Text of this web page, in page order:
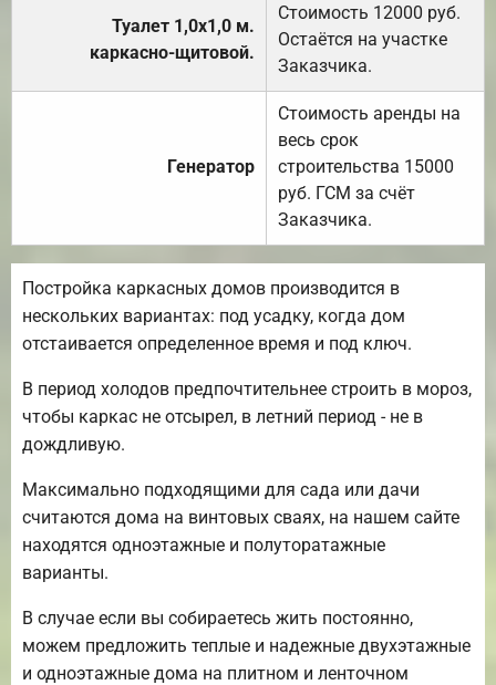
Туалет 1,0х1,0 м.
каркасно-щитовой.
Стоимость 12000 руб.
Остаётся на участке
Заказчика.
Генератор
Стоимость аренды на
весь срок
строительства 15000
руб. ГСМ за счёт
Заказчика.
Постройка каркасных домов производится в
нескольких вариантах: под усадку, когда дом
отстаивается определенное время и под ключ.
В период холодов предпочтительнее строить в мороз,
чтобы каркас не отсырел, в летний период - не в
дождливую.
Максимально подходящими для сада или дачи
считаются дома на винтовых сваях, на нашем сайте
находятся одноэтажные и полуторатажные
варианты.
В случае если вы собираетесь жить постоянно,
можем предложить теплые и надежные двухэтажные
и одноэтажные дома на плитном и ленточном